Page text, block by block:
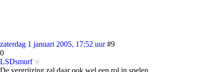
zaterdag 1 januari 2005, 17:52 uur #9
0
LSDsmurf
De vergrijzing zal daar ook wel een rol in spelen.